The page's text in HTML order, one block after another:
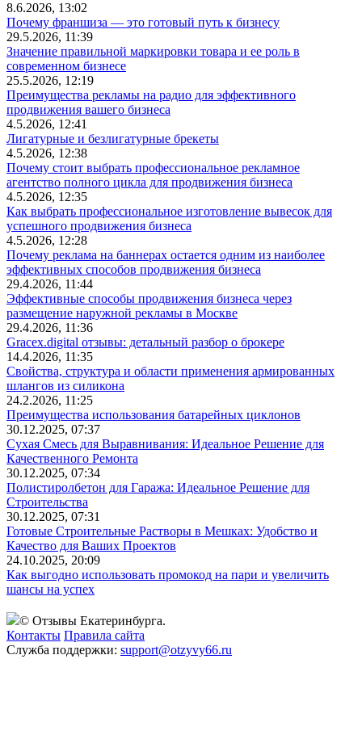
8.6.2026, 13:02
Почему франшиза — это готовый путь к бизнесу
29.5.2026, 11:39
Значение правильной маркировки товара и ее роль в
современном бизнесе
25.5.2026, 12:19
Преимущества рекламы на радио для эффективного
продвижения вашего бизнеса
4.5.2026, 12:41
Лигатурные и безлигатурные брекеты
4.5.2026, 12:38
Почему стоит выбрать профессиональное рекламное
агентство полного цикла для продвижения бизнеса
4.5.2026, 12:35
Как выбрать профессиональное изготовление вывесок для
успешного продвижения бизнеса
4.5.2026, 12:28
Почему реклама на баннерах остается одним из наиболее
эффективных способов продвижения бизнеса
29.4.2026, 11:44
Эффективные способы продвижения бизнеса через
размещение наружной рекламы в Москве
29.4.2026, 11:36
Gracex.digital отзывы: детальный разбор о брокере
14.4.2026, 11:35
Свойства, структура и области применения армированных
шлангов из силикона
24.2.2026, 11:25
Преимущества использования батарейных циклонов
30.12.2025, 07:37
Сухая Смесь для Выравнивания: Идеальное Решение для
Качественного Ремонта
30.12.2025, 07:34
Полистиролбетон для Гаража: Идеальное Решение для
Строительства
30.12.2025, 07:31
Готовые Строительные Растворы в Мешках: Удобство и
Качество для Ваших Проектов
24.10.2025, 20:09
Как выгодно использовать промокод на пари и увеличить
шансы на успех
© Отзывы Екатеринбурга.
Контакты Правила сайта
Служба поддержки: support@otzyvy66.ru